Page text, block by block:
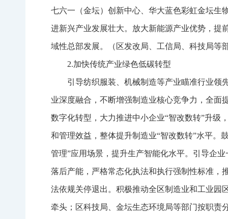
七六一（金坛）创新中心、华大蓝色彩虹金坛生
进新兴产业发展壮大。放大新能源产业优势，提
域性总部发展。（区发改局、工信局、科技局等
2.加快传统产业绿色低碳转型
引导纺织服装、机械制造等产业瞄准行业领
业深度融合，不断增强制造业核心竞争力，全面
数字化转型，大力推进中小企业“智改数转”升级
和管理效益，整体提升制造业“智改数转”水平。
管理”应用场景，提升生产智能化水平。引导企
落后产能，严格常态化执法和执行强制性标准，
法依规关停退出。积极推动全区制造业和工业园
牵头；区科技局、金坛生态环境局等部门按职责